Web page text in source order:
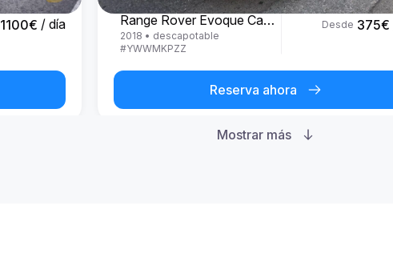
1100€ / día
Range Rover Evoque Cabrio
2018 • descapotable
#YWWMKPZZ
Desde 375€
Reserva ahora
Mostrar más